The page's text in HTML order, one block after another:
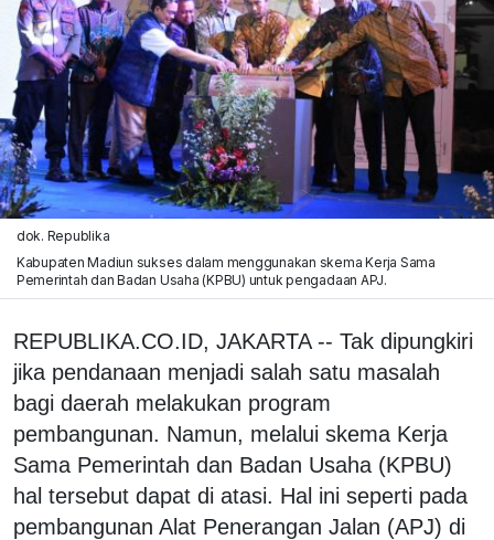
dok. Republika
Kabupaten Madiun sukses dalam menggunakan skema Kerja Sama
Pemerintah dan Badan Usaha (KPBU) untuk pengadaan APJ.
REPUBLIKA.CO.ID, JAKARTA -- Tak dipungkiri
jika pendanaan menjadi salah satu masalah
bagi daerah melakukan program
pembangunan. Namun, melalui skema Kerja
Sama Pemerintah dan Badan Usaha (KPBU)
hal tersebut dapat di atasi. Hal ini seperti pada
pembangunan Alat Penerangan Jalan (APJ) di